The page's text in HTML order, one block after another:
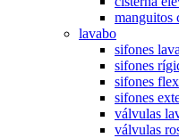
manguitos
lavabo
sifones
sifones
sifones
sifones
válvulas
válvulas